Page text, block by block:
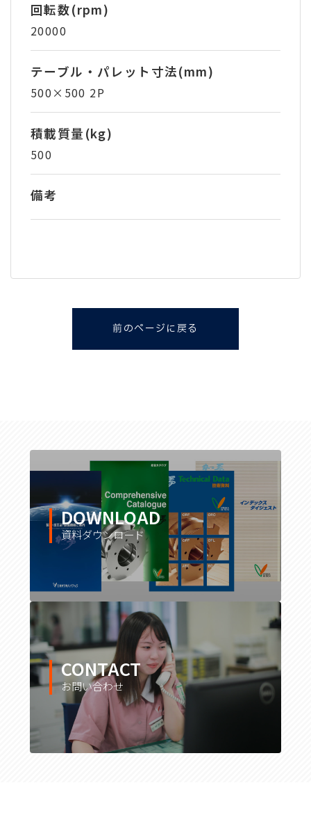
回転数(rpm)
20000
テーブル・パレット寸法(mm)
500×500 2P
積載質量(kg)
500
備考
前のページに戻る
DOWNLOAD
資料ダウンロード
CONTACT
お問い合わせ